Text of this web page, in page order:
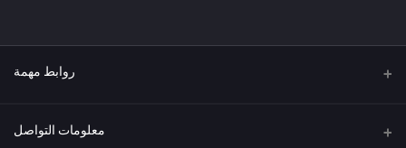
روابط مهمة
من نحن معلومات التواصل